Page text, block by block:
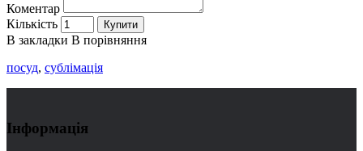
Коментар
Кількість
Купити
В закладки В порівняння
посуд, сублімація
Інформація